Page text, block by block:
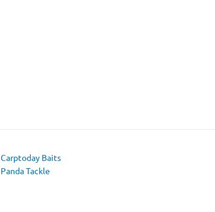
Carptoday Baits
Panda Tackle